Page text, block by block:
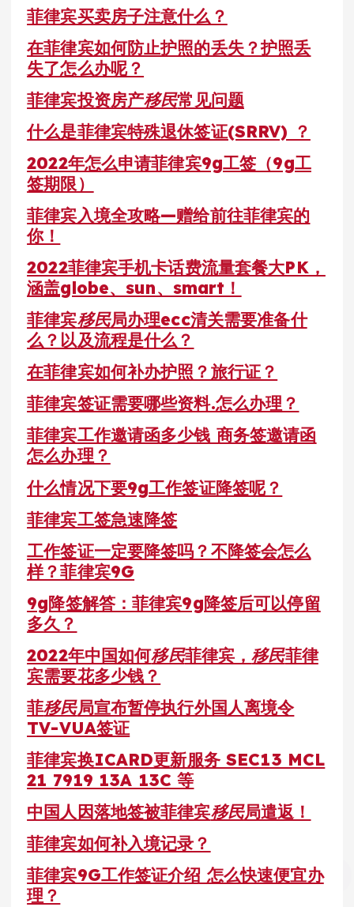
菲律宾买卖房子注意什么？
在菲律宾如何防止护照的丢失？护照丢
失了怎么办呢？
菲律宾投资房产移民常见问题
什么是菲律宾特殊退休签证(SRRV) ？
2022年怎么申请菲律宾9g工签（9g工
签期限）
菲律宾入境全攻略—赠给前往菲律宾的
你！
2022菲律宾手机卡话费流量套餐大PK，
涵盖globe、sun、smart！
菲律宾移民局办理ecc清关需要准备什
么？以及流程是什么？
在菲律宾如何补办护照？旅行证？
菲律宾签证需要哪些资料.怎么办理？
菲律宾工作邀请函多少钱 商务签邀请函
怎么办理？
什么情况下要9g工作签证降签呢？
菲律宾工签急速降签
工作签证一定要降签吗？不降签会怎么
样？菲律宾9G
9g降签解答：菲律宾9g降签后可以停留
多久？
2022年中国如何移民菲律宾，移民菲律
宾需要花多少钱？
菲移民局宣布暂停执行外国人离境令
TV-VUA签证
菲律宾换ICARD更新服务 SEC13 MCL
21 7919 13A 13C 等
中国人因落地签被菲律宾移民局遣返！
菲律宾如何补入境记录？
菲律宾9G工作签证介绍 怎么快速便宜办
理？